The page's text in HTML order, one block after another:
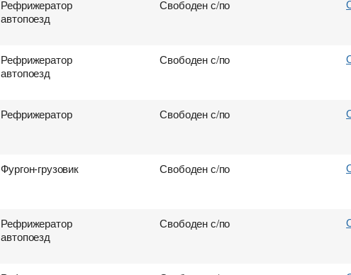
Рефрижератор
автопоезд
Свободен с/по
Рефрижератор
автопоезд
Свободен с/по
Рефрижератор Свободен с/по
Фургон-грузовик Свободен с/по
Рефрижератор
автопоезд
Свободен с/по